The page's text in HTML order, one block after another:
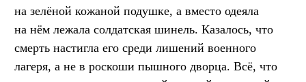
на зелёной кожаной подушке, а вместо одеяла
на нём лежала солдатская шинель. Казалось, что
смерть настигла его среди лишений военного
лагеря, а не в роскоши пышного дворца. Всё, что